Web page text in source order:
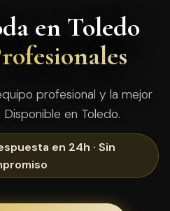
en Toledo
profesional y la mejor
en Toledo.
en 24h · Sin